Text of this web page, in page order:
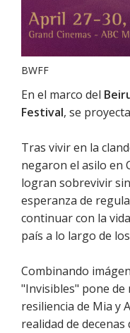
BWFF
En el marco del
Festival, se
Tras vivir en la
negaron el asilo en
logran sobrevivir
esperanza de
continuar con la
país a lo largo de
Combinando
"Invisibles" pone de
resiliencia de Mia y
realidad de